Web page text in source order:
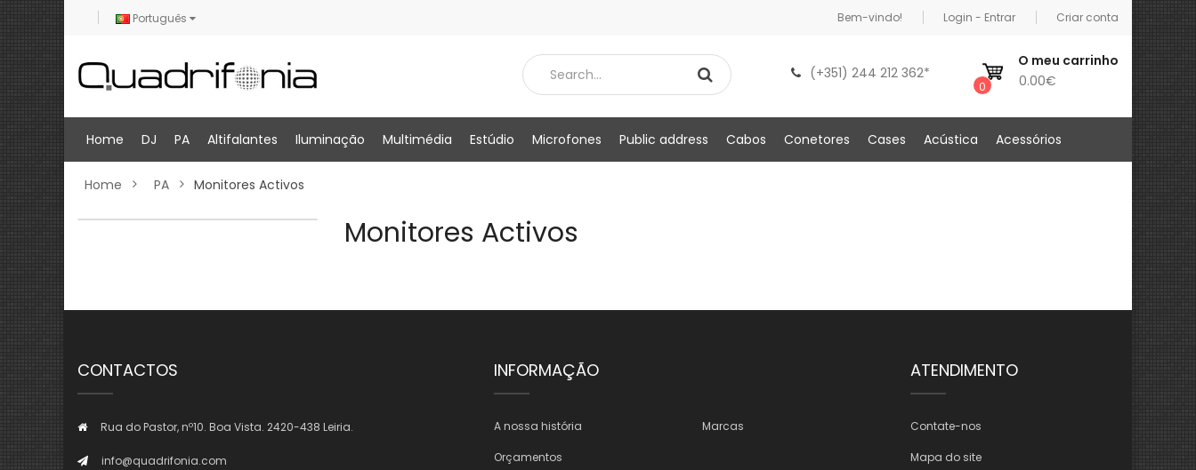
Português Bem-vindo! Login - Entrar Criar conta
(+351) 244 212 362*
0 0.00€
O meu carrinho
Home DJ PA Altifalantes Iluminação Multimédia Estúdio Microfones Public address Cabos Conetores Cases Acústica Acessórios
Home PA Monitores Activos
Monitores Activos
CONTACTOS
Rua do Pastor, nº10. Boa Vista. 2420-438 Leiria.
info@quadrifonia.com
INFORMAÇÃO
A nossa história
Orçamentos
Marcas
ATENDIMENTO
Contate-nos
Mapa do site